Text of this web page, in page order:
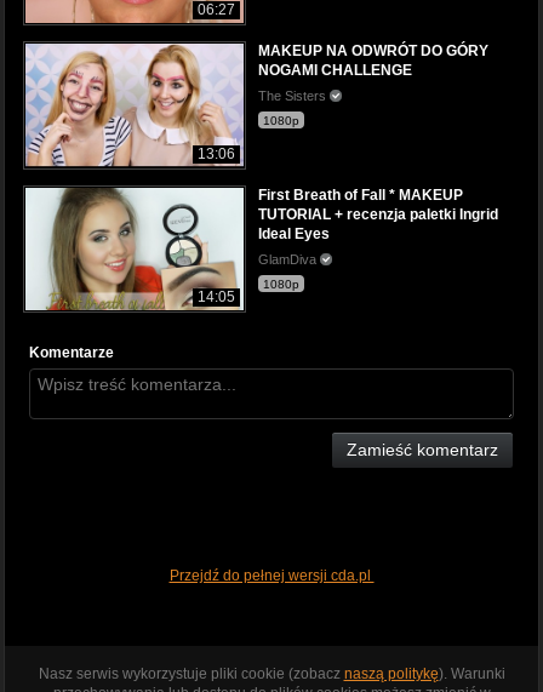
06:27
13:06
MAKEUP NA ODWRÓT DO GÓRY
NOGAMI CHALLENGE
The Sisters
1080p
14:05
First Breath of Fall * MAKEUP
TUTORIAL + recenzja paletki Ingrid
Ideal Eyes
GlamDiva
1080p
Komentarze
Zamieść komentarz
Przejdź do pełnej wersji cda.pl
Nasz serwis wykorzystuje pliki cookie (zobacz naszą politykę). Warunki